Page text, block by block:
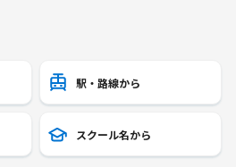
駅・路線から
スクール名から